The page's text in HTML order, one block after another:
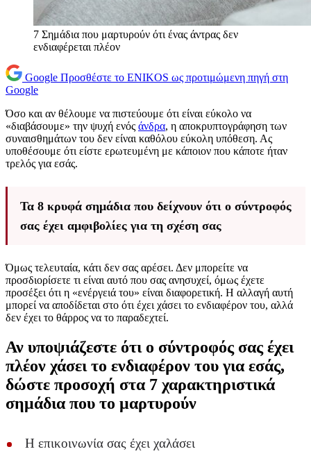
7 Σημάδια που μαρτυρούν ότι ένας άντρας δεν
ενδιαφέρεται πλέον
Google Προσθέστε το ENIKOS ως προτιμώμενη πηγή στη
Google
Όσο και αν θέλουμε να πιστεύουμε ότι είναι εύκολο να
«διαβάσουμε» την ψυχή ενός άνδρα, η αποκρυπτογράφηση των
συναισθημάτων του δεν είναι καθόλου εύκολη υπόθεση. Ας
υποθέσουμε ότι είστε ερωτευμένη με κάποιον που κάποτε ήταν
τρελός για εσάς.
Τα 8 κρυφά σημάδια που δείχνουν ότι ο σύντροφός
σας έχει αμφιβολίες για τη σχέση σας
Όμως τελευταία, κάτι δεν σας αρέσει. Δεν μπορείτε να
προσδιορίσετε τι είναι αυτό που σας ανησυχεί, όμως έχετε
προσέξει ότι η «ενέργειά του» είναι διαφορετική. Η αλλαγή αυτή
μπορεί να αποδίδεται στο ότι έχει χάσει το ενδιαφέρον του, αλλά
δεν έχει το θάρρος να το παραδεχτεί.
Αν υποψιάζεστε ότι ο σύντροφός σας έχει
πλέον χάσει το ενδιαφέρον του για εσάς,
δώστε προσοχή στα 7 χαρακτηριστικά
σημάδια που το μαρτυρούν
Η επικοινωνία σας έχει χαλάσει